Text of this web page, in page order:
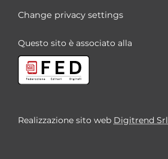
Change privacy settings
Questo sito è associato alla
Realizzazione sito web Digitrend Srl